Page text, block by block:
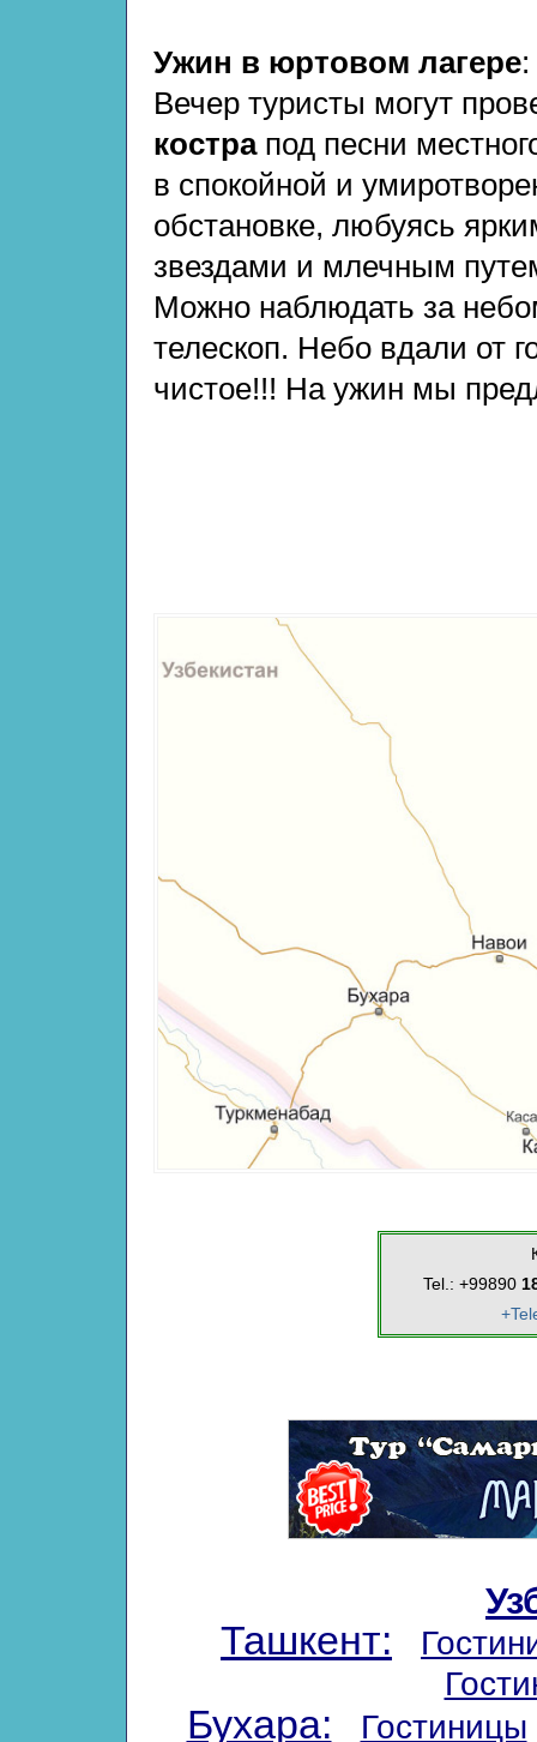
Ужин в юртовом лагере:
Вечер туристы могут
кострапод песни
в спокойной и
обстановке, любуясь
звездами и млечным
Можно наблюдать за
телескоп. Небо вдали от
чистое!!! На ужин мы
Tel.: +99890
Ташкент:
Бухара: Гостиницы